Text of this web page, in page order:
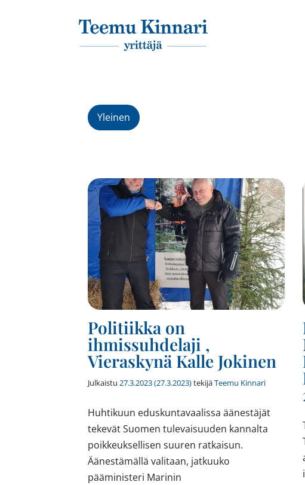
Päävalikko
Yleinen
Politiikka on
ihmissuhdelaji ,
Vieraskynä Kalle Jokinen
Julkaistu 27.3.2023(27.3.2023)tekijäTeemu Kinnari
Huhtikuun eduskuntavaalissa äänestäjät
tekevät Suomen tulevaisuuden kannalta
poikkeuksellisen suuren ratkaisun.
Äänestämällä valitaan, jatkuuko
pääministeri Marinin